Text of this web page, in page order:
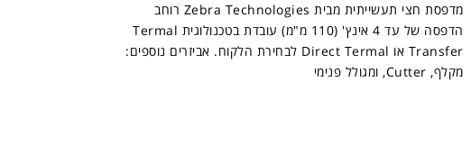
מדפסת חצי תעשייתית מבית Zebra Technologies רוחב
הדפסה של עד 4 אינץ' (110 מ"מ) עובדת בטכנולוגית Termal
Transfer או Direct Termal לבחירת הלקוח. אביזרים נוספים:
מקלף, Cutter, ומגולל פנימי